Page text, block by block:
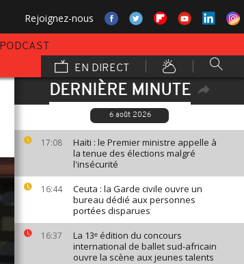
Rejoignez-nous
PODCAST
EN DIRECT
DERNIÈRE MINUTE
6 août 2026
17:08
Haïti : le Premier ministre appelle à
la tenue des élections malgré
l'insécurité
16:44
Ceuta : la Garde civile ouvre un
bureau dédié aux personnes
portées disparues
16:37
La 13ᵉ édition du concours
international de ballet sud-africain
ouvre la scène aux jeunes talents